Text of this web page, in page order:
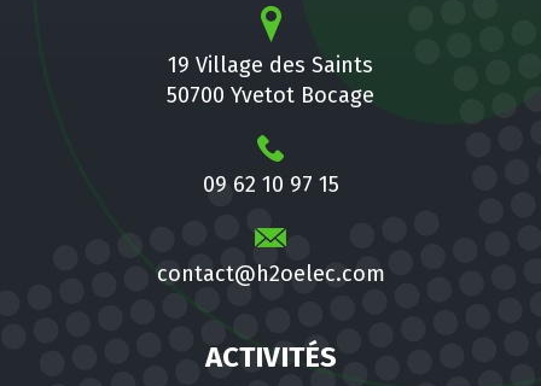
19 Village des Saints
50700 Yvetot Bocage
09 62 10 97 15
contact@h2oelec.com
ACTIVITÉS